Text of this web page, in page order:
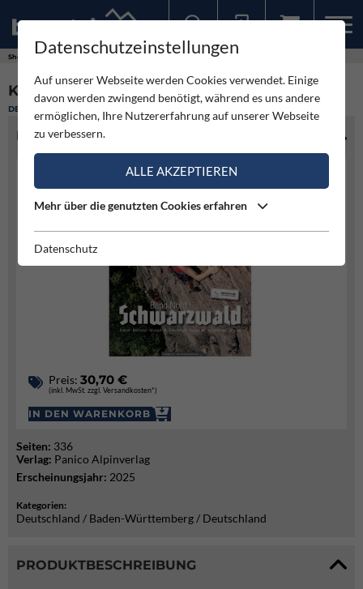
Shop
KLETTERFÜHRER SCHWARZWALD NORD
DEUTSCHLAND
PRODUKTINFO
Preis: 30,70 €
(inkl. MwSt. zzgl. Versandkosten*)
IN DEN WARENKORB
Seiten: 336
Verlag: Panico Alpinverlag
Erscheinungsjahr: 2025
Kategorien:
Deutschland / Baden-Württemberg / Deutschland
PRODUKTBESCHREIBUNG
Datenschutzeinstellungen
Auf unserer Webseite werden Cookies verwendet. Einige
davon werden zwingend benötigt, während es uns andere
ermöglichen, Ihre Nutzererfahrung auf unserer Webseite
zu verbessern.
ALLE AKZEPTIEREN
Mehr über die genutzten Cookies erfahren
Datenschutz